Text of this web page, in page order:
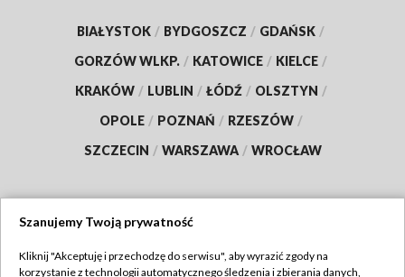
BIAŁYSTOK / BYDGOSZCZ / GDAŃSK /
GORZÓW WLKP. / KATOWICE / KIELCE /
KRAKÓW / LUBLIN / ŁÓDŹ / OLSZTYN /
OPOLE / POZNAŃ / RZESZÓW /
SZCZECIN / WARSZAWA / WROCŁAW
Szanujemy Twoją prywatność
Kliknij "Akceptuję i przechodzę do serwisu", aby wyrazić zgody na
korzystanie z technologii automatycznego śledzenia i zbierania danych,